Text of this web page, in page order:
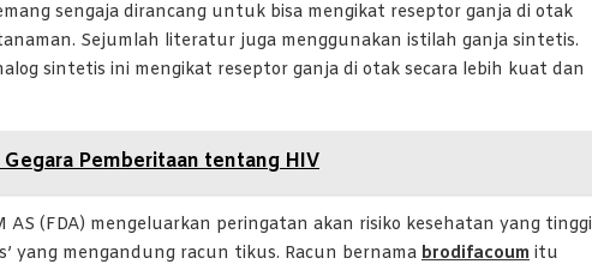
sengaja dirancang untuk bisa mengikat reseptor ganja di otak
Sejumlah literatur juga menggunakan istilah ganja sintetis.
sintetis ini mengikat reseptor ganja di otak secara lebih kuat dan
Pemberitaan tentang HIV
(FDA) mengeluarkan peringatan akan risiko kesehatan yang tinggi
yang mengandung racun tikus. Racun bernama brodifacoum itu